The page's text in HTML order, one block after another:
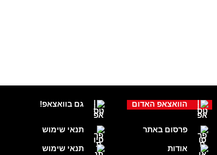
גם בוואצאפ!
תנאי שימוש
תנאי שימוש
הוואצאפ האדום
פרסום באתר
אודות